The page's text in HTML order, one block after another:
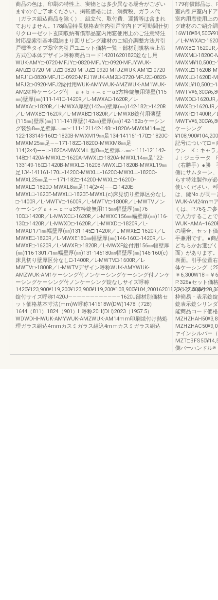
商品の色は、印刷の特性上、実物とは多少異なる場合がござい
ますのでご了承ください。掲載価格には、消費税、ガラス代
（ガラス組込商品を除く）、組立代、取付費、運賃等は含まれ
ておりません。178商品特長規格表室内引戸室内ドア可動間仕切
りクローゼット玄関収納有償部品室内用窓使用上のご注意特注
対応品索引基本図納まり図リビング建材のご紹介調整方法片引
戸標準タイプ⑤室内引戸ユニット価格一覧・部材別規格表上吊
方式①本体デザイン呼称商品コード142016201820錠なし用
WUK-AMY□-0720-MFJY□-0820-MFJY□-0920-MFJYWUK-
AMZ□-0720-MFJZ□-0820-MFJZ□-0920-MFJZWUK-AM1□-0720-
MFJ1□-0820-MFJ1□-0920-MFJ1WUK-AM2□-0720-MFJ2□-0820-
MFJ2□-0920-MFJ2錠付用WUK-AMYWUK-AMZWUK-AM1WUK-
AM2②枠ケーシング付 ａ＋ｂ＋︵ｃ︶a3方枠錠無用薄壁(115
㎜)壁厚(㎜)111-141□-1420R／L-MWXA□-1620R／L-
MWXA□-1820R／L-MWXA厚壁(142㎜)壁厚(㎜)142-182□-1420R
／L-MWXB□-1620R／L-MWXB□-1820R／L-MWXB錠付用薄壁
(115㎜)壁厚(㎜)111-141厚壁(142㎜)壁厚(㎜)142-182bケーシン
グ装飾8㎜足壁厚︵㎜︶111-121142-148□-1820A-MWXM14㎜足
122-133149-160□-1820B-MWXM19㎜足134-141161-170□-1820C-
MWXM25㎜足――171-182□-1820D-MWXM8㎜足
114(2×4)――□-1820A-MWXMＬ型8㎜足壁厚︵㎜︶111-121142-
148□-1420A-MWXL□-1620A-MWXL□-1820A-MWXL14㎜足122-
133149-160□-1420B-MWXL□-1620B-MWXL□-1820B-MWXL19㎜
足134-141161-170□-1420C-MWXL□-1620C-MWXL□-1820C-
MWXL25㎜足――171-182□-1420D-MWXL□-1620D-
MWXL□-1820D-MWXL8㎜足114(2×4)――□-1420E-
MWXL□-1620E-MWXL□-1820E-MWXL(c)床見切り壁厚区分なし
□-1400R／L-MWTV□-1600R／L-MWTV□-1800R／L-MWTVノン
ケーシングａ＋︵ｃ︶a3方枠錠無用115㎜幅壁厚(㎜)76-
100□-1420R／L-MWXC□-1620R／L-MWXC156㎜幅壁厚(㎜)116-
130□-1420R／L-MWXD□-1620R／L-MWXD□-1820R／L-
MWXD171㎜幅壁厚(㎜)131-145□-1420R／L-MWXE□-1620R／L-
MWXE□-1820R／L-MWXE180㎜幅壁厚(㎜)146-160□-1420R／L-
MWXF□-1620R／L-MWXF□-1820R／L-MWXF錠付用156㎜幅壁厚
(㎜)116-130171㎜幅壁厚(㎜)131-145180㎜幅壁厚(㎜)146-160(c)
床見切り壁厚区分なし□-1400R／L-MWTV□-1600R／L-
MWTV□-1800R／L-MWTVデザイン呼称WUK-AMYWUK-
AMZWUK-AM1ケーシング付ノンケーシングケーシング付ノンケ
ーシングケーシング付ノンケーシング錠なしサイズ呼称
錠付サイズ呼称1420J――――――――――――1620J部材別価格セ
ット価格基本寸法(mm)W呼称141618W(DW)1478（728）
1644（811）1824（901）H呼称20H(DH)2023（1957.5）
WDWDHHWUK-AMYWUK-AMZWUK-AM14mm印刷焼付け熱処
理ガラス組込4mmカスミガラス組込4mmカスミガラス組込
179有償部品は
室内引戸室内ド
室内用窓使用上
グ建材のご紹介
／L-MWXA□-
MWXB□-1620JR
MWXM□-1820C-
MWXL□-1620B-
MWXL□-1620D-
MWXL¥10,500□-
MWXD□-1620JR
MWXE□-1620JR
MWXF□-1400R
ケーシング
記号について□
ウン K：キャ
J：ジェラータ
（右勝手）●勝
側にサムターン
らす特注製作が
使いください。※
は、鍵No.が同一
WUK-AM24mm
くは、P.76をご
で入力すること
の場合、セット
手兼用です。●商
どちらかお選び
面）があります
表面。引手位置
体ケーシング（
￥6,300W18＋￥
P.326●セット価
シング本体ケー
枠簡易・表示錠
錠表示錠シリン
能商品コード価
ァインシルバー
側バーハンドル※